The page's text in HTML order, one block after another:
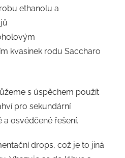
ethanolu a
kvasinek rodu Saccharo
s úspěchem použít
pro sekundární
a osvědčené řešení.
drops, což je to jiná